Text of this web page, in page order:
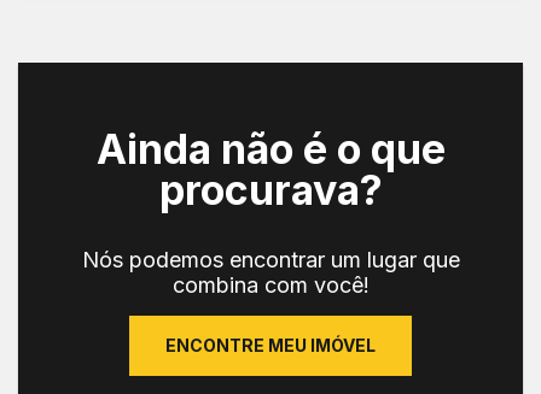
Ainda não é o que
procurava?
Nós podemos encontrar um lugar que
combina com você!
ENCONTRE MEU IMÓVEL